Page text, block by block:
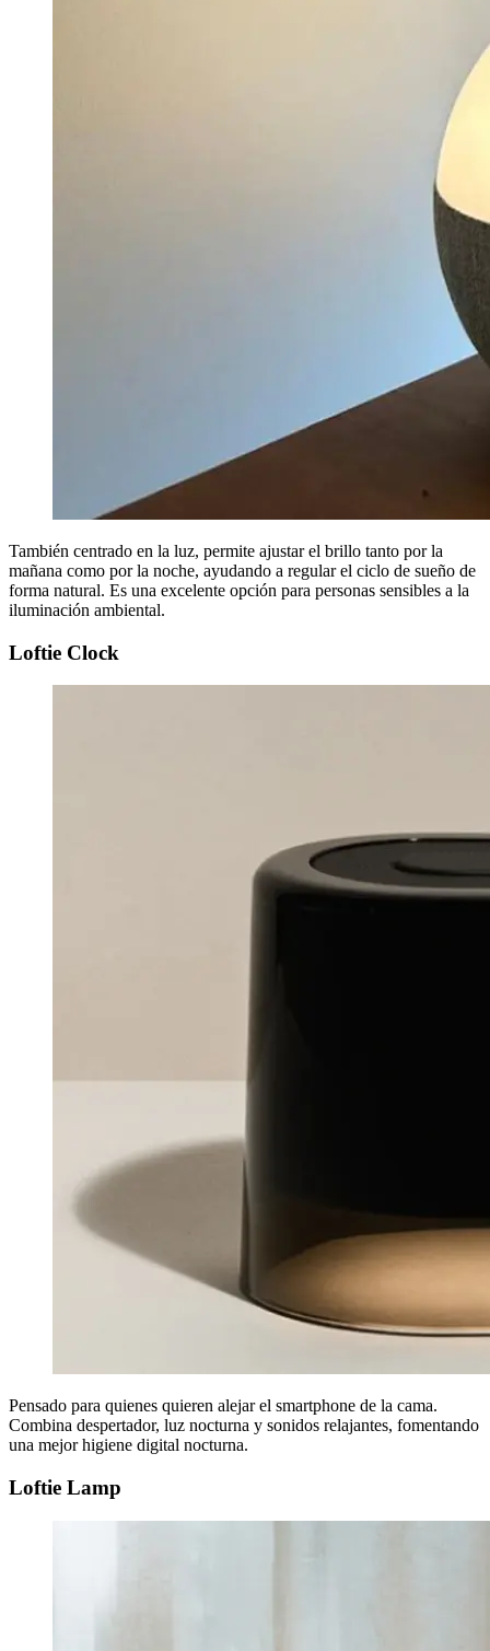
También centrado en la luz, permite ajustar el brillo tanto por la
mañana como por la noche, ayudando a regular el ciclo de sueño de
forma natural. Es una excelente opción para personas sensibles a la
iluminación ambiental.
Loftie Clock
Pensado para quienes quieren alejar el smartphone de la cama.
Combina despertador, luz nocturna y sonidos relajantes, fomentando
una mejor higiene digital nocturna.
Loftie Lamp